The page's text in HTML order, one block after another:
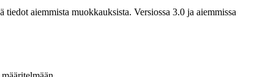
aiemmista muokkauksista. Versiossa 3.0 ja aiemmissa